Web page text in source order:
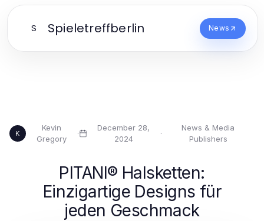
S Spieletreffberlin News
K
Kevin
Gregory
·
December 28,
2024
·
News & Media
Publishers
PITANI®️ Halsketten:
Einzigartige Designs für
jeden Geschmack